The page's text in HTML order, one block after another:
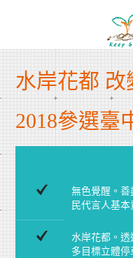
水岸花都 改
2018參選臺
無色覺醒。
民代言人基本
水岸花都。
多目標立體